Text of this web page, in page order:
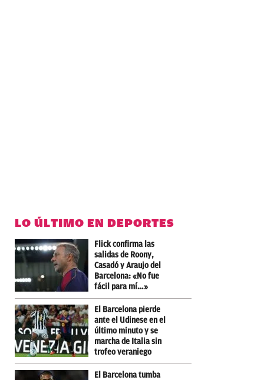
LO ÚLTIMO EN DEPORTES
Flick confirma las
salidas de Roony,
Casadó y Araujo del
Barcelona: «No fue
fácil para mí…»
El Barcelona pierde
ante el Udinese en el
último minuto y se
marcha de Italia sin
trofeo veraniego
El Barcelona tumba